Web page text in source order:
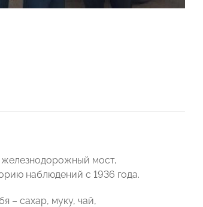
железнодорожный мост,
наблюдений с 1936 года.
– сахар, муку, чай,